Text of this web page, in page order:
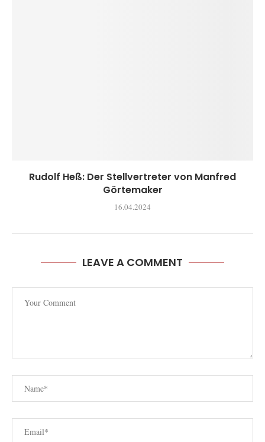
Rudolf Heß: Der Stellvertreter von Manfred
Görtemaker
16.04.2024
LEAVE A COMMENT